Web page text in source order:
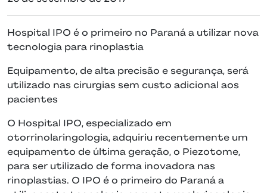
Hospital IPO é o primeiro no Paraná a utilizar nova
tecnologia para rinoplastia
Equipamento, de alta precisão e segurança, será
utilizado nas cirurgias sem custo adicional aos
pacientes
O Hospital IPO, especializado em
otorrinolaringologia, adquiriu recentemente um
equipamento de última geração, o Piezotome,
para ser utilizado de forma inovadora nas
rinoplastias. O IPO é o primeiro do Paraná a